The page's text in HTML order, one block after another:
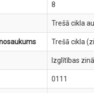
8
Trešā cikla
Trešā cikla
Izglītības
0111